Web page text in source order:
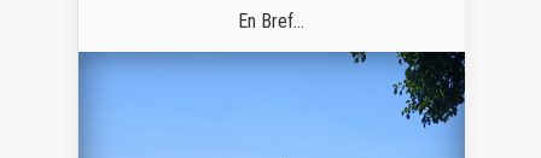
En Bref...